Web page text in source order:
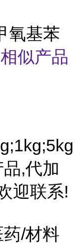
氧基苯
似产品
,代加
迎联系!
/材料